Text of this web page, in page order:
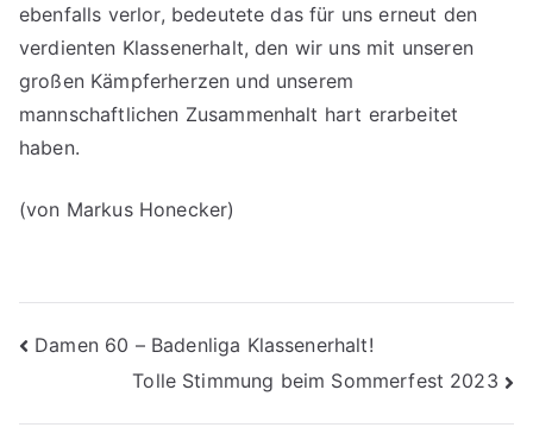
ebenfalls verlor, bedeutete das für uns erneut den
verdienten Klassenerhalt, den wir uns mit unseren
großen Kämpferherzen und unserem
mannschaftlichen Zusammenhalt hart erarbeitet
haben.
(von Markus Honecker)
Beitragsnavigation
Damen 60 – Badenliga Klassenerhalt!
Tolle Stimmung beim Sommerfest 2023